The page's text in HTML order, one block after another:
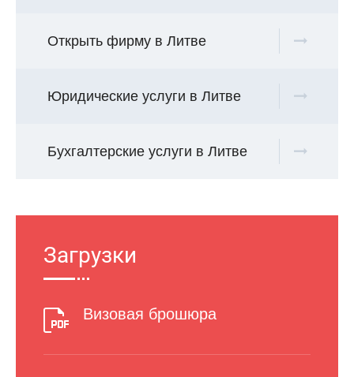
Открыть фирму в Литве
Юридические услуги в Литве
Бухгалтерские услуги в Литве
Загрузки
Визовая брошюра